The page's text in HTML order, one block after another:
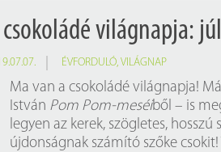
világnapja:
ÉVFORDULÓ,VILÁGNAP
Ma van a csokoládé világnapja!
István Pom Pom-meséiből – is
legyen az kerek, szögletes,
újdonságnak számító szőke